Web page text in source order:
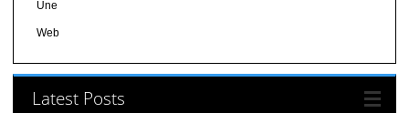
Une
Web
Latest Posts